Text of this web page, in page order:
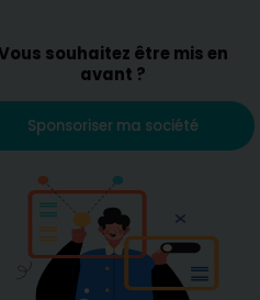
souhaitez être mis en
avant ?
Sponsoriser ma société